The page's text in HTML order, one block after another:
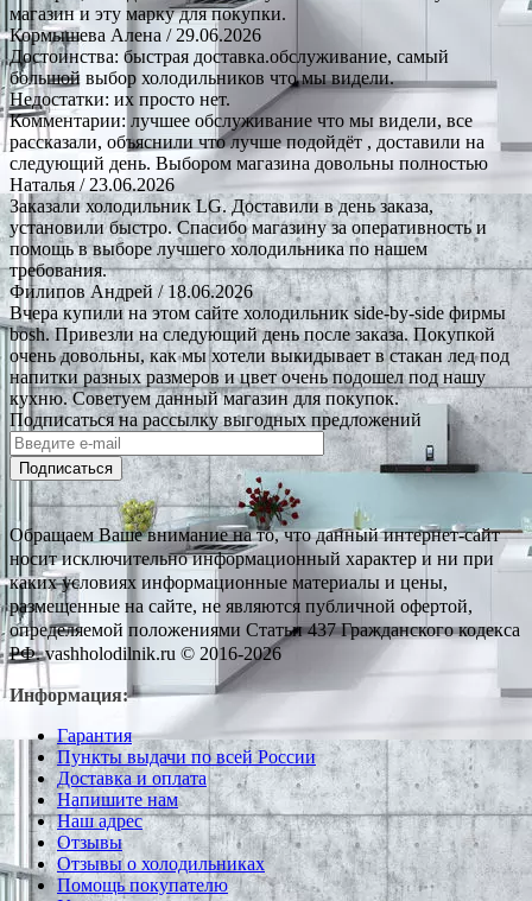
магазин и эту марку для покупки.
Кормышева Алена / 29.06.2026
Достоинства: быстрая доставка.обслуживание, самый
большой выбор холодильников что мы видели.
Недостатки: их просто нет.
Комментарии: лучшее обслуживание что мы видели, все
рассказали, объяснили что лучше подойдёт , доставили на
следующий день. Выбором магазина довольны полностью
Наталья / 23.06.2026
Заказали холодильник LG. Доставили в день заказа,
установили быстро. Спасибо магазину за оперативность и
помощь в выборе лучшего холодильника по нашем
требования.
Филипов Андрей / 18.06.2026
Вчера купили на этом сайте холодильник side-by-side фирмы
bosh. Привезли на следующий день после заказа. Покупкой
очень довольны, как мы хотели выкидывает в стакан лед под
напитки разных размеров и цвет очень подошел под нашу
кухню. Советуем данный магазин для покупок.
Подписаться на рассылку выгодных предложений
Подписаться
Обращаем Ваше внимание на то, что данный интернет-сайт
носит исключительно информационный характер и ни при
каких условиях информационные материалы и цены,
размещенные на сайте, не являются публичной офертой,
определяемой положениями Статьи 437 Гражданского кодекса
РФ. vashholodilnik.ru © 2016-2026
Информация:
Гарантия
Пункты выдачи по всей России
Доставка и оплата
Напишите нам
Наш адрес
Отзывы
Отзывы о холодильниках
Помощь покупателю